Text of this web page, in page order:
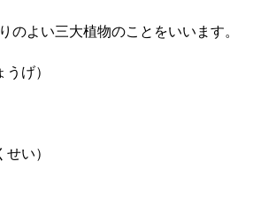
のよい三大植物のことをいいます。
げ）
い）